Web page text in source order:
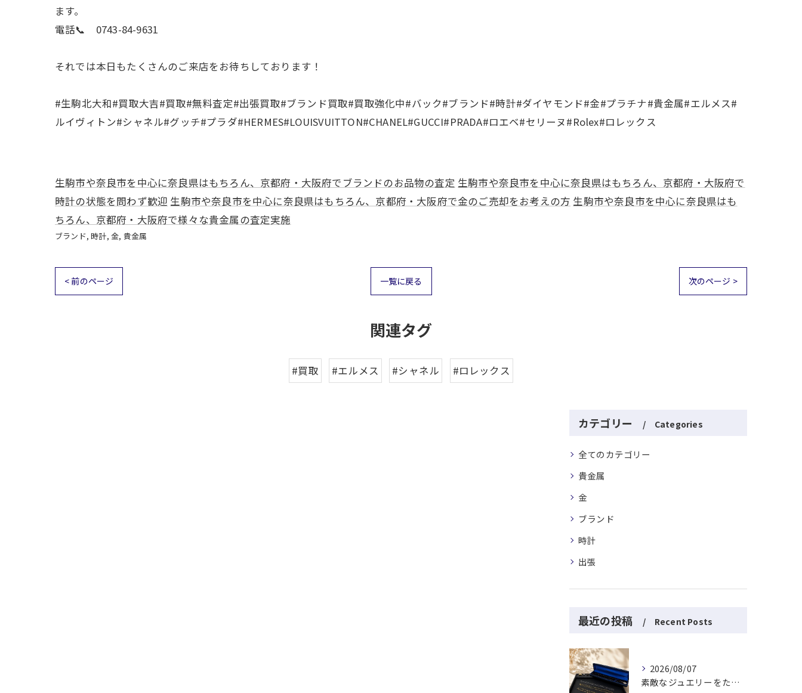
ます。
電話📞 0743-84-9631
それでは本日もたくさんのご来店をお待ちしております！
#生駒北大和#買取大吉#買取#無料査定#出張買取#ブランド買取#買取強化中#バック#ブランド#時計#ダイヤモンド#金#プラチナ#貴金属#エルメス#
ルイヴィトン#シャネル#グッチ#プラダ#HERMES#LOUISVUITTON#CHANEL#GUCCI#PRADA#ロエベ#セリーヌ#Rolex#ロレックス
生駒市や奈良市を中心に奈良県はもちろん、京都府・大阪府でブランドのお品物の査定 生駒市や奈良市を中心に奈良県はもちろん、京都府・大阪府で
時計の状態を問わず歓迎 生駒市や奈良市を中心に奈良県はもちろん、京都府・大阪府で金のご売却をお考えの方 生駒市や奈良市を中心に奈良県はも
ちろん、京都府・大阪府で様々な貴金属の査定実施
ブランド 時計 金 貴金属
< 前のページ 一覧に戻る 次のページ >
関連タグ
#買取 #エルメス #シャネル #ロレックス
カテゴリー Categories
全てのカテゴリー
貴金属
金
ブランド
時計
出張
最近の投稿 Recent Posts
2026/08/07
素敵なジュエリーをたくさんお買取りさせていただきました✨